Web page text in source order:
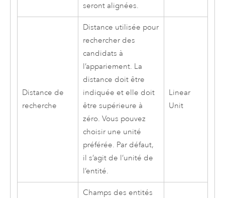
seront alignées.
Distance de
recherche
Distance utilisée pour
rechercher des
candidats à
l’appariement. La
distance doit être
indiquée et elle doit
être supérieure à
zéro. Vous pouvez
choisir une unité
préférée. Par défaut,
il s’agit de l’unité de
l’entité.
Linear
Unit
Champs des entités